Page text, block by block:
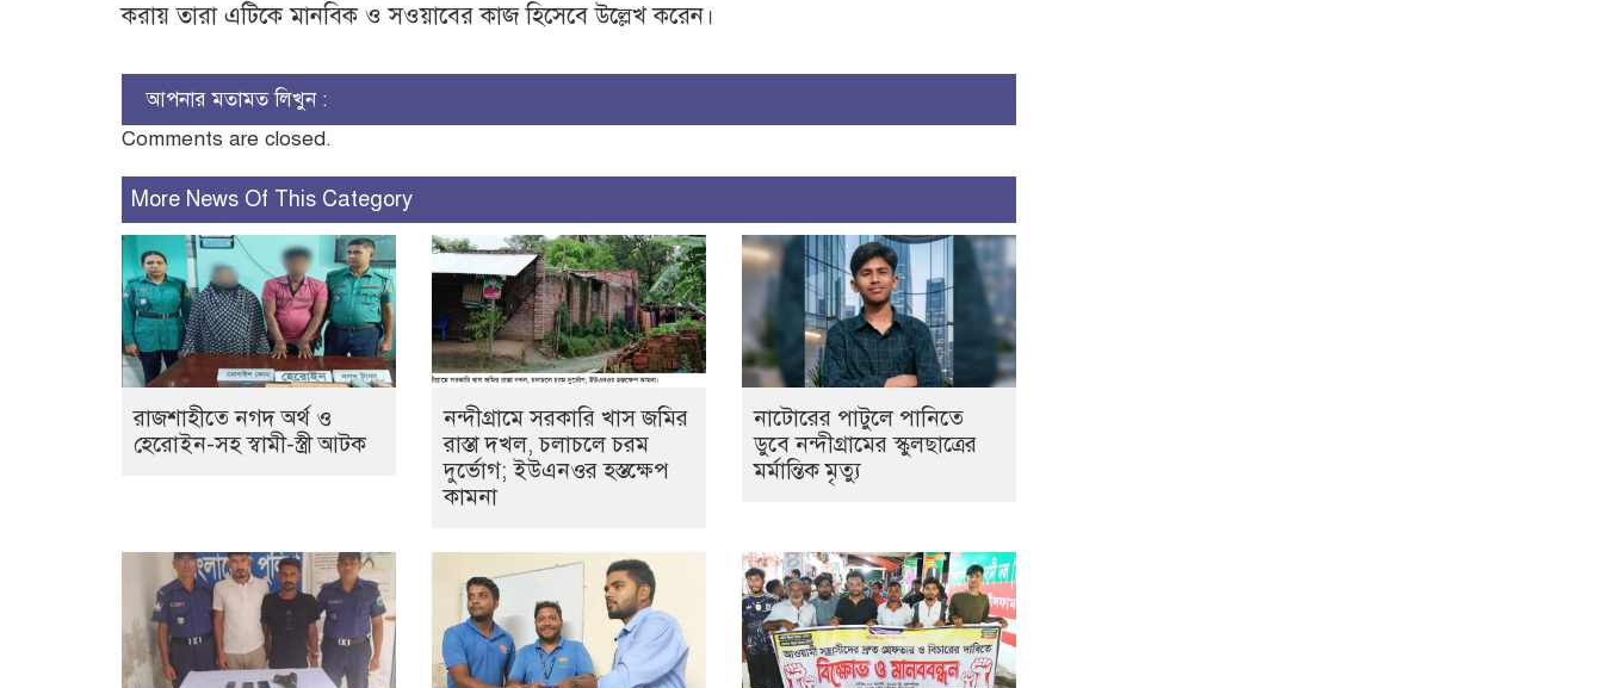
করায় তারা এটিকে মানবিক ও সওয়াবের কাজ হিসেবে উল্লেখ করেন।
আপনার মতামত লিখুন :
Comments are closed.
More News Of This Category
রাজশাহীতে নগদ অর্থ ও
হেরোইন-সহ স্বামী-স্ত্রী আটক
নন্দীগ্রামে সরকারি খাস জমির
রাস্তা দখল, চলাচলে চরম
দুর্ভোগ; ইউএনওর হস্তক্ষেপ
কামনা
নাটোরের পাটুলে পানিতে
ডুবে নন্দীগ্রামের স্কুলছাত্রের
মর্মান্তিক মৃত্যু